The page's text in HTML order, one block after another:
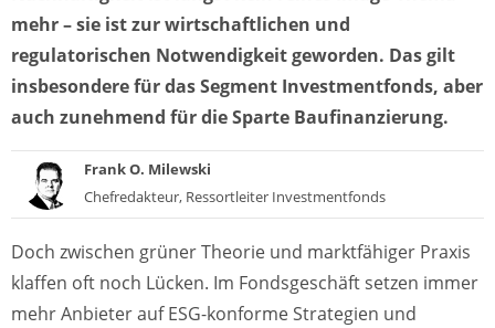
mehr – sie ist zur wirtschaftlichen und
regulatorischen Notwendigkeit geworden. Das gilt
insbesondere für das Segment Investmentfonds, aber
auch zunehmend für die Sparte Baufinanzierung.
Frank O. Milewski
Chefredakteur, Ressortleiter Investmentfonds
Doch zwischen grüner Theorie und marktfähiger Praxis
klaffen oft noch Lücken. Im Fondsgeschäft setzen immer
mehr Anbieter auf ESG-konforme Strategien und